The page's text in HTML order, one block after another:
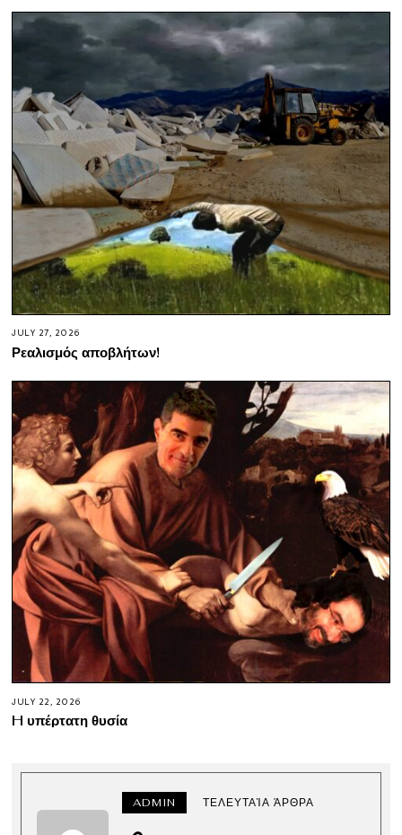
JULY 27, 2026
Ρεαλισμός αποβλήτων!
JULY 22, 2026
H υπέρτατη θυσία
ADMIN ΤΕΛΕΥΤΑΊΑ ΆΡΘΡΑ